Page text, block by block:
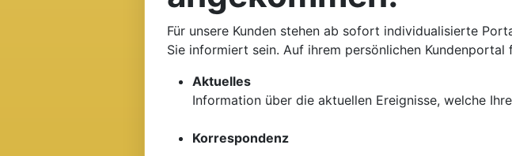
Für unsere Kunden stehen ab sofort individualisierte
Sie informiert sein. Auf ihrem persönlichen
Aktuelles
Information über die aktuellen Ereignisse, welche
Korrespondenz